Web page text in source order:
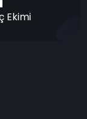
Türkçe
Ekimi